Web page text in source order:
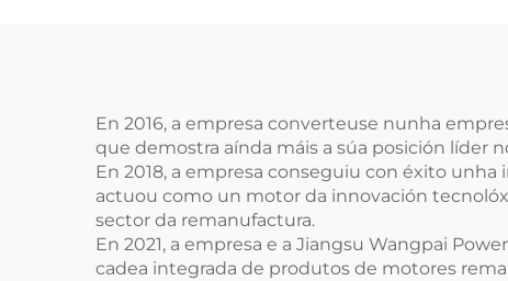
M271.860, tipo de
combustible: diésel
En 2016, a empresa converteuse nunha
que demostra aínda máis a súa posición líder
En 2018, a empresa conseguiu con éxito
actuou como un motor da innovación
sector da remanufactura.
En 2021, a empresa e a Jiangsu Wangpai
cadea integrada de produtos de motores